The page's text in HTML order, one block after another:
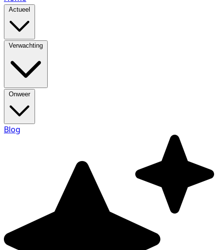
Actueel
Verwachting
Onweer
Blog